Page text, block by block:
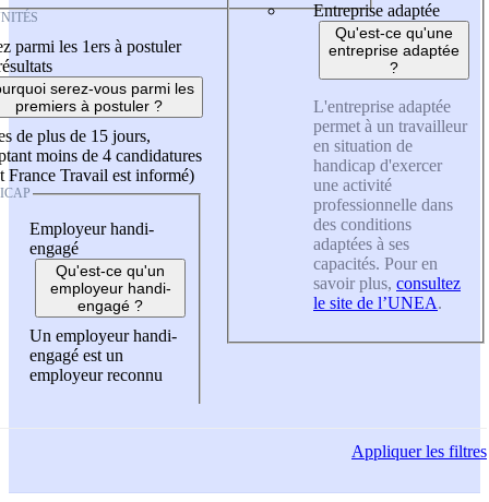
parmi les 1ers à postuler
serez-vous parmi les
premiers à postuler ?
de plus de 15 jours,
moins de 4 candidatures
France Travail est informé)
Employeur handi-
engagé
Qu'est-ce qu'un
employeur handi-
engagé ?
Un employeur handi-
engagé est un
employeur reconnu
Entreprise adaptée
Qu'est-ce qu'une
entreprise adaptée
?
L'entreprise adaptée
permet à un travailleur
en situation de
handicap d'exercer
une activité
professionnelle dans
des conditions
adaptées à ses
capacités. Pour en
savoir plus, consultez
le site de l’UNEA.
Appliquerles filtres